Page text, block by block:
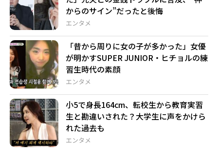
エンタメ
からのサイン”だったと後悔
エンタメ
「昔から周りに女の子が多かった」女優
が明かすSUPER JUNIOR・ヒチョルの練
習生時代の素顔
エンタメ
小5で身長164cm、転校生から教育実習
生と勘違いされた？大学生に声をかけら
れた過去も